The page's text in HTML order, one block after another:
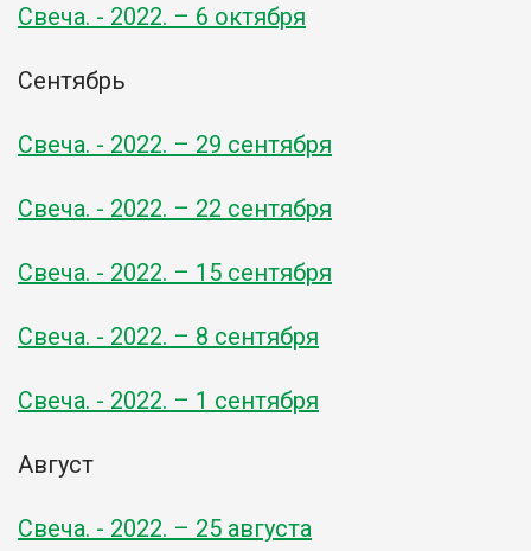
Свеча. - 2022. – 6 октября
Сентябрь
Свеча. - 2022. – 29 сентября
Свеча. - 2022. – 22 сентября
Свеча. - 2022. – 15 сентября
Свеча. - 2022. – 8 сентября
Свеча. - 2022. – 1 сентября
Август
Свеча. - 2022. – 25 августа